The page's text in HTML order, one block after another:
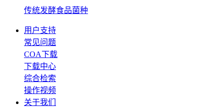
传统发酵食品菌种
用户支持
常见问题
COA下载
下载中心
综合检索
操作视频
关于我们